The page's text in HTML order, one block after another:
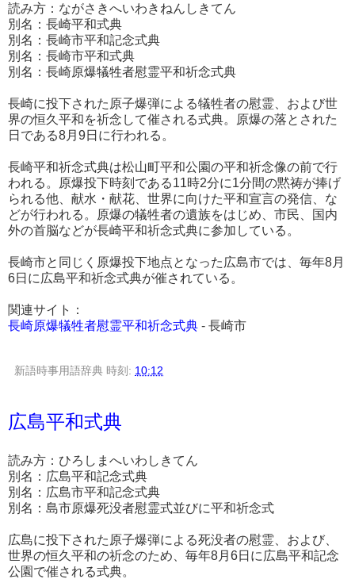
読み方：ながさきへいわきねんしきてん
別名：長崎平和式典
別名：長崎市平和記念式典
別名：長崎市平和式典
別名：長崎原爆犠牲者慰霊平和祈念式典
長崎に投下された原子爆弾による犠牲者の慰霊、および世
界の恒久平和を祈念して催される式典。原爆の落とされた
日である8月9日に行われる。
長崎平和祈念式典は松山町平和公園の平和祈念像の前で行
われる。原爆投下時刻である11時2分に1分間の黙祷が捧げ
られる他、献水・献花、世界に向けた平和宣言の発信、な
どが行われる。原爆の犠牲者の遺族をはじめ、市民、国内
外の首脳などが長崎平和祈念式典に参加している。
長崎市と同じく原爆投下地点となった広島市では、毎年8月
6日に広島平和祈念式典が催されている。
関連サイト：
長崎原爆犠牲者慰霊平和祈念式典 - 長崎市
新語時事用語辞典 時刻: 10:12
広島平和式典
読み方：ひろしまへいわしきてん
別名：広島平和記念式典
別名：広島市平和記念式典
別名：島市原爆死没者慰霊式並びに平和祈念式
広島に投下された原子爆弾による死没者の慰霊、および、
世界の恒久平和の祈念のため、毎年8月6日に広島平和記念
公園で催される式典。